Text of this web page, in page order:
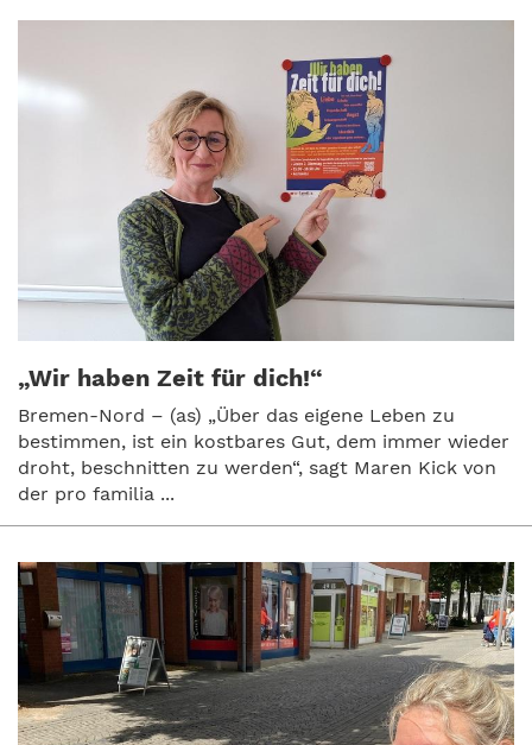
„Wir haben Zeit für dich!“
Bremen-Nord – (as) „Über das eigene Leben zu
bestimmen, ist ein kostbares Gut, dem immer wieder
droht, beschnitten zu werden“, sagt Maren Kick von
der pro familia ...